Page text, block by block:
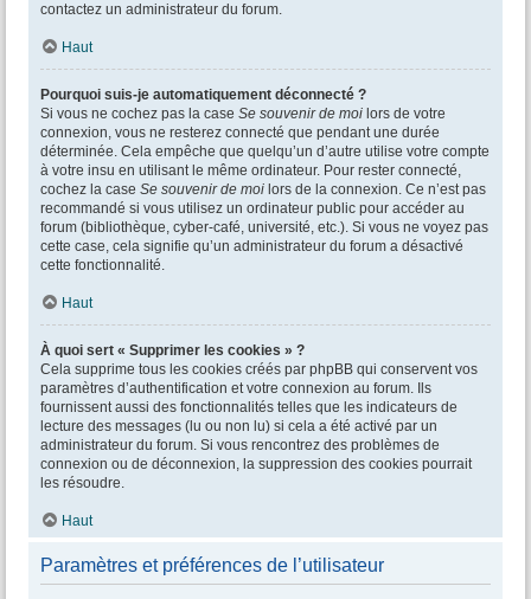
contactez un administrateur du forum.
Haut
Pourquoi suis-je automatiquement déconnecté ?
Si vous ne cochez pas la case Se souvenir de moi lors de votre
connexion, vous ne resterez connecté que pendant une durée
déterminée. Cela empêche que quelqu’un d’autre utilise votre compte
à votre insu en utilisant le même ordinateur. Pour rester connecté,
cochez la case Se souvenir de moi lors de la connexion. Ce n’est pas
recommandé si vous utilisez un ordinateur public pour accéder au
forum (bibliothèque, cyber-café, université, etc.). Si vous ne voyez pas
cette case, cela signifie qu’un administrateur du forum a désactivé
cette fonctionnalité.
Haut
À quoi sert « Supprimer les cookies » ?
Cela supprime tous les cookies créés par phpBB qui conservent vos
paramètres d’authentification et votre connexion au forum. Ils
fournissent aussi des fonctionnalités telles que les indicateurs de
lecture des messages (lu ou non lu) si cela a été activé par un
administrateur du forum. Si vous rencontrez des problèmes de
connexion ou de déconnexion, la suppression des cookies pourrait
les résoudre.
Haut
Paramètres et préférences de l’utilisateur